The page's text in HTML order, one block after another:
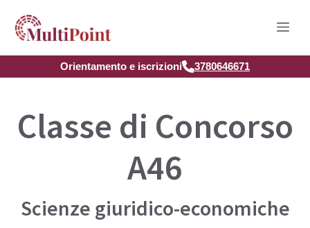
contenuto
Orientamento e iscrizioni 3780646671
Classe di Concorso
A46
Scienze giuridico-economiche